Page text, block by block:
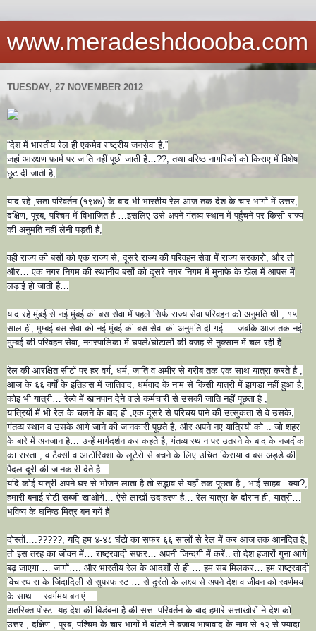
www.meradeshdoooba.com
TUESDAY, 27 NOVEMBER 2012
“देश में भारतीय रेल ही एकमेव राष्ट्रीय जनसेवा है,”
जहां आरक्षण फ़ार्म पर जाति नहीं पूछी जाती है…??, तथा वरिष्ठ नागरिकों को किराए में विशेष
छूट दी जाती है,
याद रहे ,सता परिवर्तन (१९४७) के बाद भी भारतीय रेल आज तक देश के चार भागों में उत्तर,
दक्षिण, पूरब, पश्चिम में विभाजित है …इसलिए उसे अपने गंतव्य स्थान में पहुँचने पर किसी राज्य
की अनुमति नहीं लेनी पड़ती है,
वही राज्य की बसों को एक राज्य से, दूसरे राज्य की परिवहन सेवा में राज्य सरकारो, और तो
और… एक नगर निगम की स्थानीय बसों को दूसरे नगर निगम में मुनाफे के खेल में आपस में
लड़ाई हो जाती है…
याद रहे मुंबई से नई मुंबई की बस सेवा में पहले सिर्फ राज्य सेवा परिवहन को अनुमति थी , १५
साल ही, मुम्बई बस सेवा को नई मुंबई की बस सेवा की अनुमति दी गई … जबकि आज तक नई
मुम्बई की परिवहन सेवा, नगरपालिका में घपले/घोटालों की वजह से नुक्सान में चल रही है
रेल की आरक्षित सीटों पर हर वर्ग, धर्म, जाति व अमीर से गरीब तक एक साथ यात्रा करते है ,
आज के ६६ वर्षों के इतिहास में जातिवाद, धर्मवाद के नाम से किसी यात्री में झगडा नहीं हुआ है,
कोइ भी यात्री… रेल्वे में खानपान देने वाले कर्मचारी से उसकी जाति नहीं पूछता है ,
यात्रियों में भी रेल के चलने के बाद ही ,एक दूसरे से परिचय पाने की उत्सुकता से वे उसके,
गंतव्य स्थान व उसके आगे जाने की जानकारी पूछते है, और अपने नए यात्रियों को .. जो शहर
के बारे में अनजान है… उन्हें मार्गदर्शन कर कहते है, गंतव्य स्थान पर उतरने के बाद के नजदीक
का रास्ता , व टैक्सी व आटोरिक्शा के लूटेरो से बचने के लिए उचित किराया व बस अड्डे की
पैदल दूरी की जानकारी देते है…
यदि कोई यात्री अपने घर से भोजन लाता है तो सद्भाव से यहाँ तक पूछता है , भाई साहब.. क्या?,
हमारी बनाई रोटी सब्जी खाओगे… ऐसे लाखों उदाहरण है… रेल यात्रा के दौरान ही, यात्री…
भविष्य के घनिष्ठ मित्र बन गयें है
दोस्तों….?????, यदि हम ४-४८ घंटो का सफर ६६ सालों से रेल में कर आज तक आनंदित है,
तो इस तरह का जीवन में… राष्ट्रवादी सफ़र… अपनी जिन्दगी में करें.. तो देश हजारों गुना आगे
बढ़ जाएगा … जागों…. और भारतीय रेल के आदर्शों से ही … हम सब मिलकर… हम राष्ट्रवादी
विचारधारा के जिंदादिली से सुपरफास्ट … से दुरंतो के लक्ष्य से अपने देश व जीवन को स्वर्णमय
के साथ… स्वर्गमय बनाएं….
अतरिक्त पोस्ट- यह देश की बिडंबना है की सत्ता परिवर्तन के बाद हमारे सत्ताखोरों ने देश को
उत्तर , दक्षिण , पूरब, पश्चिम के चार भागों में बांटने ने बजाय भाषावाद के नाम से १२ से ज्यादा